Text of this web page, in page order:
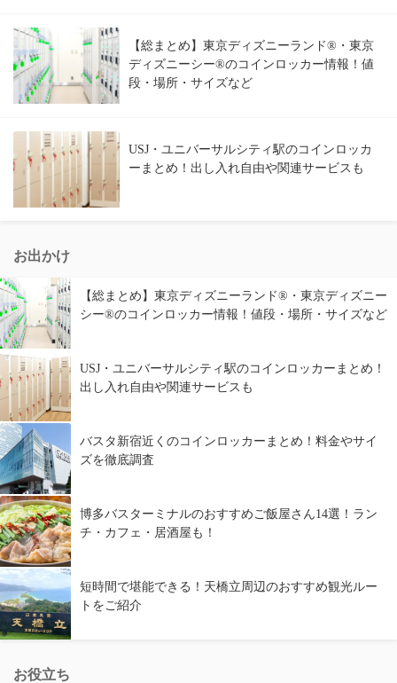
【総まとめ】東京ディズニーランド®・東京
ディズニーシー®のコインロッカー情報！値
段・場所・サイズなど
USJ・ユニバーサルシティ駅のコインロッカ
ーまとめ！出し入れ自由や関連サービスも
お出かけ
【総まとめ】東京ディズニーランド®・東京ディズニー
シー®のコインロッカー情報！値段・場所・サイズなど
USJ・ユニバーサルシティ駅のコインロッカーまとめ！
出し入れ自由や関連サービスも
バスタ新宿近くのコインロッカーまとめ！料金やサイ
ズを徹底調査
博多バスターミナルのおすすめご飯屋さん14選！ラン
チ・カフェ・居酒屋も！
短時間で堪能できる！天橋立周辺のおすすめ観光ルー
トをご紹介
お役立ち